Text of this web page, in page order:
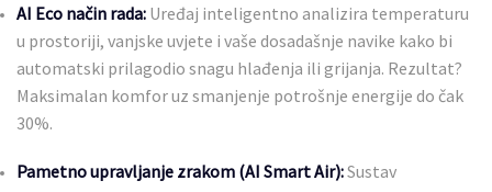
AI Eco način rada: Uređaj inteligentno analizira temperaturu
u prostoriji, vanjske uvjete i vaše dosadašnje navike kako bi
automatski prilagodio snagu hlađenja ili grijanja. Rezultat?
Maksimalan komfor uz smanjenje potrošnje energije do čak
30%.
Pametno upravljanje zrakom (AI Smart Air):Sustav